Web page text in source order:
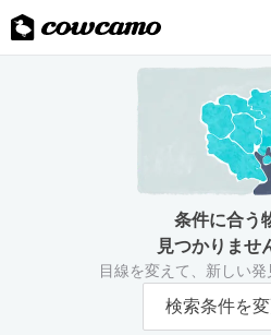
条件に合う
見つかりませ
目線を変えて、新しい発
検索条件を